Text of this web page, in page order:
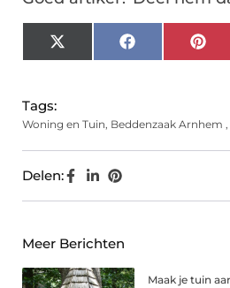
X
(Twitter)
Facebook
Tags:
Woning en Tuin, Beddenzaak Arnhem ,
Delen:
Meer Berichten
Maak je tuin